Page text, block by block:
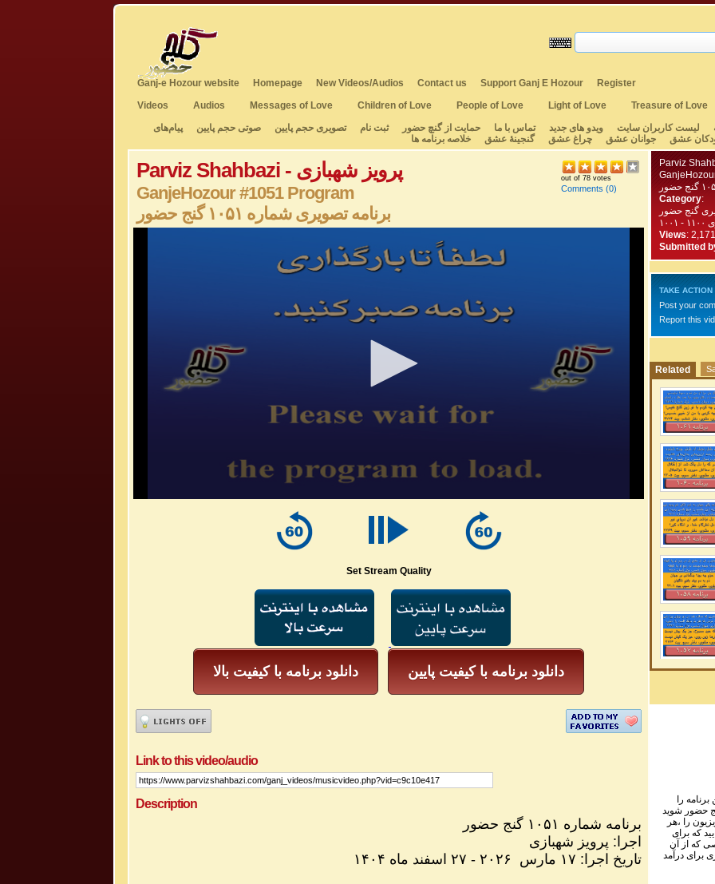
Ganj-e Hozour website Homepage New Videos/Audios Contact us Support Ganj E Hozour
Register
Videos
Audios Messages of Love Children of Love People of Love Light of Love Treasure of Love
لیست کاربران سایت ویدو های جدید تماس با ما حمایت از گنچ حضور ثبت نام تصویری حجم پایین صوتی حجم پایین
پیام‌های
عشق جوانان عشق چراغ عشق گنجینهٔ عشق خلاصه برنامه ها
Parviz Shahbazi - پرویز شهبازی
GanjeHozour #1051 Program
برنامه تصویری شماره ۱۰۵۱ گنج حضور
out of 78 votes
Comments (0)
Set Stream Quality
دانلود برنامه با کیفیت بالا دانلود برنامه با کیفیت پایین
Link to this video/audio
Description
برنامه شماره ۱۰۵۱ گنج حضور
اجرا: پرویز شهبازی
تاریخ اجرا: ۱۷ مارس -
Category:
گنج حضور
Views: 2,171
Submitted
TAKE ACTION
Post your
Report this
Related
را
حضور شوید
را ،هر
که برای
که از آن
برای درآمد